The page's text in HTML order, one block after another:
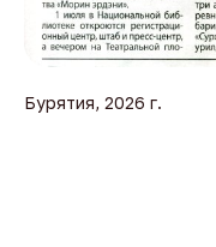
Бурятия, 2026 г.